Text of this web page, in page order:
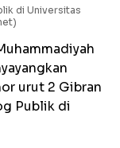
di Universitas
urut 2 Gibran
Publik di